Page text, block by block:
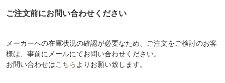
ご注文前にお問い合わせください
メーカーへの在庫状況の確認が必要なため、ご注文をご検討のお客
様は、事前にメールにてお問い合わせください。
お問い合わせはこちら よりお願い致します。